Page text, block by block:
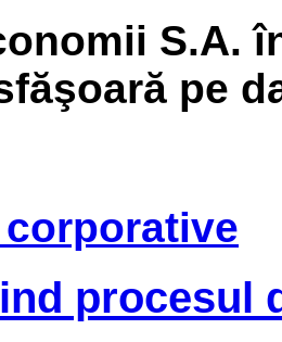
S.A.
pe
procesul